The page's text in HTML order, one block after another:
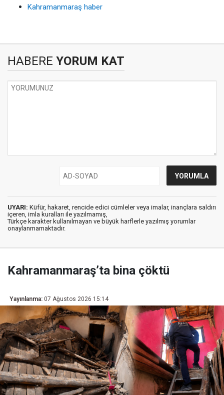
Kahramanmaraş haber
HABERE YORUM KAT
UYARI: Küfür, hakaret, rencide edici cümleler veya imalar, inançlara saldırı
içeren, imla kuralları ile yazılmamış,
Türkçe karakter kullanılmayan ve büyük harflerle yazılmış yorumlar
onaylanmamaktadır.
Kahramanmaraş’ta bina çöktü
Yayınlanma: 07 Ağustos 2026 15:14